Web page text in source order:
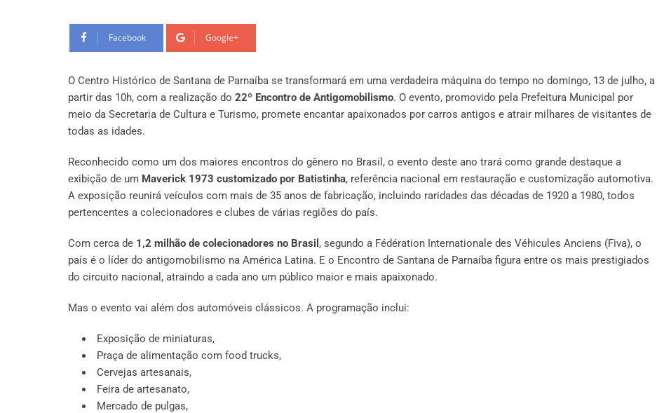
Facebook Google+
O Centro Histórico de Santana de Parnaíba se transformará em uma verdadeira máquina do tempo no domingo, 13 de julho, a
partir das 10h, com a realização do 22º Encontro de Antigomobilismo. O evento, promovido pela Prefeitura Municipal por
meio da Secretaria de Cultura e Turismo, promete encantar apaixonados por carros antigos e atrair milhares de visitantes de
todas as idades.
Reconhecido como um dos maiores encontros do gênero no Brasil, o evento deste ano trará como grande destaque a
exibição de um Maverick 1973 customizado por Batistinha, referência nacional em restauração e customização automotiva.
A exposição reunirá veículos com mais de 35 anos de fabricação, incluindo raridades das décadas de 1920 a 1980, todos
pertencentes a colecionadores e clubes de várias regiões do país.
Com cerca de 1,2 milhão de colecionadores no Brasil , segundo a Fédération Internationale des Véhicules Anciens (Fiva), o
país é o líder do antigomobilismo na América Latina. E o Encontro de Santana de Parnaíba figura entre os mais prestigiados
do circuito nacional, atraindo a cada ano um público maior e mais apaixonado.
Mas o evento vai além dos automóveis clássicos. A programação inclui:
Exposição de miniaturas,
Praça de alimentação com food trucks,
Cervejas artesanais,
Feira de artesanato,
Mercado de pulgas,